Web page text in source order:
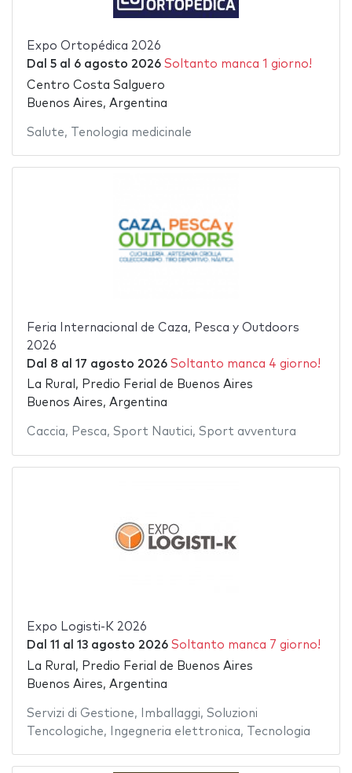
Expo Ortopédica 2026
Dal 5al 6 agosto 2026 Soltanto manca 1 giorno!
Centro Costa Salguero
Buenos Aires, Argentina
Salute, Tenologia medicinale
Feria Internacional de Caza, Pesca y Outdoors
2026
Dal 8 al 17 agosto 2026 Soltanto manca 4 giorno!
La Rural, Predio Ferial de Buenos Aires
Buenos Aires, Argentina
Caccia, Pesca, Sport Nautici, Sport avventura
Expo Logisti-K 2026
Dal 11 al 13 agosto 2026 Soltanto manca 7 giorno!
La Rural, Predio Ferial de Buenos Aires
Buenos Aires, Argentina
Servizi di Gestione, Imballaggi, Soluzioni
Tencologiche, Ingegneria elettronica, Tecnologia